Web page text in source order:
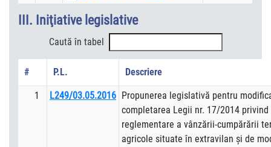
III. Iniţiative legislative
Caută în tabel
# P.L. Descriere
1 L249/03.05.2016 Propunerea legislativă pentru
completarea Legii nr. 17/2014
reglementare a vânzării-cumpărării
agricole situate în extravilan şi de